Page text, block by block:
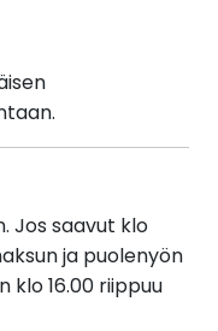
Jos saavut klo
ja puolenyön
klo 16.00 riippuu